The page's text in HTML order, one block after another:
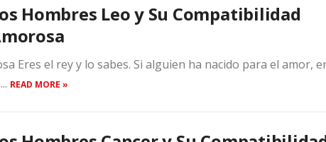
Hombres Leo y Su Compatibilidad
Eres el rey y lo sabes. Si alguien ha nacido para el amor,
READ MORE »